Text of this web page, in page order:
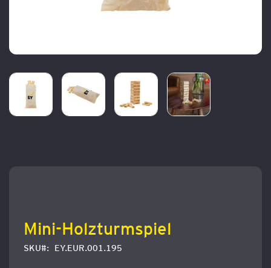
Mini-Holzturmspiel
SKU EY.EUR.001.195